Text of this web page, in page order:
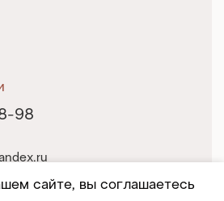
98
10
сайте, вы соглашаетесь